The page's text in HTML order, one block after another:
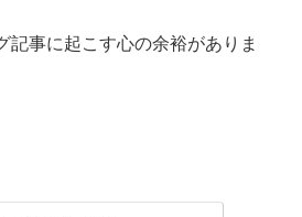
事に起こす心の余裕がありま